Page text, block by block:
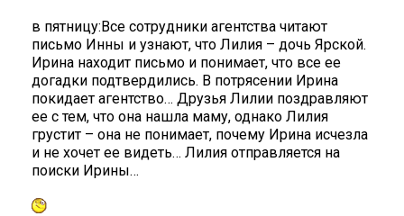
в пятницу:Все сотрудники агентства читают
письмо Инны и узнают, что Лилия – дочь Ярской.
Ирина находит письмо и понимает, что все ее
догадки подтвердились. В потрясении Ирина
покидает агентство… Друзья Лилии поздравляют
ее с тем, что она нашла маму, однако Лилия
грустит – она не понимает, почему Ирина исчезла
и не хочет ее видеть… Лилия отправляется на
поиски Ирины…